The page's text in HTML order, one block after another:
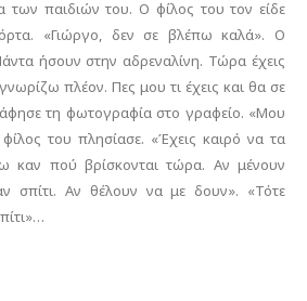
των παιδιών του. Ο φίλος του τον είδε
«Γιώργο, δεν σε βλέπω καλά». Ο
ήσουν στην αδρεναλίνη. Τώρα έχεις
πλέον. Πες μου τι έχεις και θα σε
τη φωτογραφία στο γραφείο. «Μου
του πλησίασε. «Έχεις καιρό να τα
καν πού βρίσκονται τώρα. Αν μένουν
σπίτι. Αν θέλουν να με δουν». «Τότε